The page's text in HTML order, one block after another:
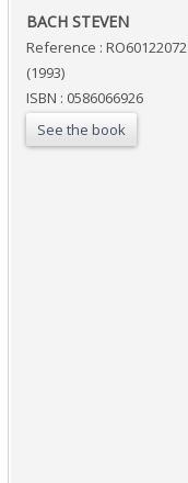
‎BACH STEVEN‎
Reference : RO60122072
(1993)
ISBN : 0586066926
See the book